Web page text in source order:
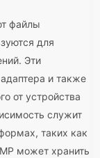
файлы
для
Эти
и также
от устройства
служит
таких как
может хранить